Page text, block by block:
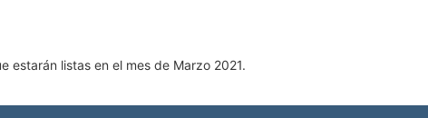
estarán listas en el mes de Marzo 2021.